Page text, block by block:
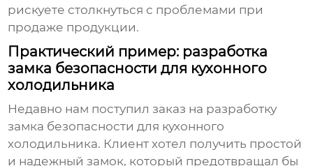
рискуете столкнуться с проблемами при
продаже продукции.
Практический пример: разработка
замка безопасности для кухонного
холодильника
Недавно нам поступил заказ на разработку
замка безопасности для кухонного
холодильника. Клиент хотел получить простой
и надежный замок, который предотвращал бы